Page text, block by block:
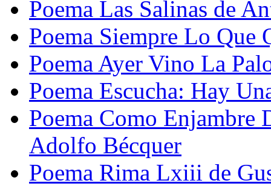
Poema Las Salinas de
Poema Siempre Lo Que
Poema Ayer Vino La
Poema Escucha: Hay
Poema Como Enjambre
Adolfo Bécquer
Poema Rima Lxiii de